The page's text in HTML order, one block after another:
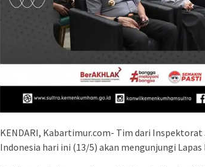
KENDARI, Kabartimur.com- Tim dari
Indonesia hari ini (13/5) akan mengunjungi Lapas